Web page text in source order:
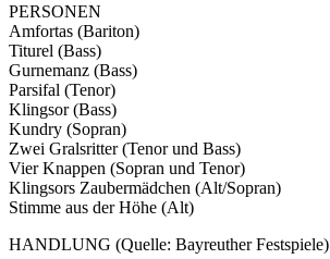
PERSONEN
Amfortas (Bariton)
Titurel (Bass)
Gurnemanz (Bass)
Parsifal (Tenor)
Klingsor (Bass)
Kundry (Sopran)
Zwei Gralsritter (Tenor und Bass)
Vier Knappen (Sopran und Tenor)
Klingsors Zaubermädchen (Alt/Sopran)
Stimme aus der Höhe (Alt)
HANDLUNG (Quelle: Bayreuther Festspiele)